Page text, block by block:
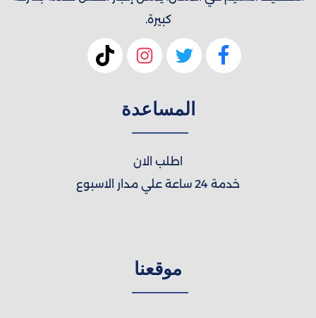
كبيرة.
المساعدة
اطلب الان
خدمة 24 ساعة علي مدار الاسبوع
موقعنا